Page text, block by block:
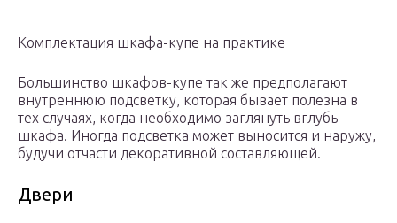
Комплектация шкафа-купе на практике
Большинство шкафов-купе так же предполагают
внутреннюю подсветку, которая бывает полезна в
тех случаях, когда необходимо заглянуть вглубь
шкафа. Иногда подсветка может выносится и наружу,
будучи отчасти декоративной составляющей.
Двери